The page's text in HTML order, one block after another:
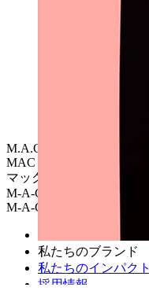
M.A.C
MAC
マック
M-A-C
M-A-C
私たちのブランド
私たちのインパクト
採用情報